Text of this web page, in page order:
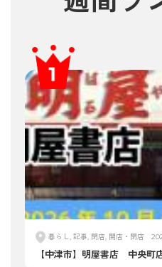
暮らし, 記事, 閉店, 開店・閉店
【中津市】明屋書店 中央